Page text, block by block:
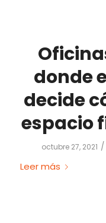
donde
decide
espacio
octubre 27, 2021 /
Leer más